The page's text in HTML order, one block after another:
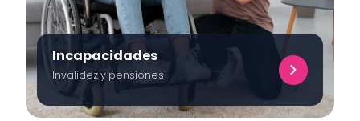
Incapacidades
Invalidez y pensiones